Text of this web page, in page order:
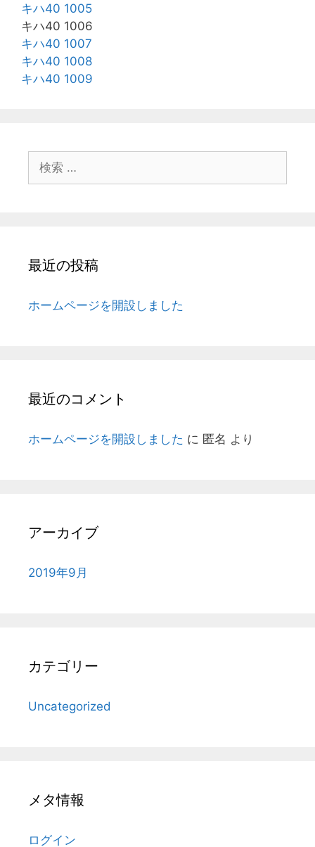
キハ40 1005
キハ40 1006
キハ40 1007
キハ40 1008
キハ40 1009
索:
最近の投稿
ホームページを開設しました
最近のコメント
ホームページを開設しました に 匿名 より
アーカイブ
2019年9月
カテゴリー
Uncategorized
メタ情報
ログイン